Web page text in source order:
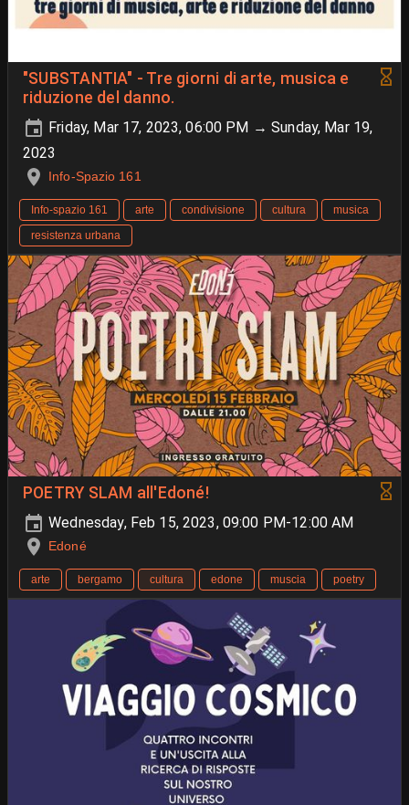
"SUBSTANTIA" - Tre giorni di arte, musica e
riduzione del danno.
Friday, Mar 17, 2023, 06:00 PM → Sunday, Mar 19,
2023
Info-Spazio 161
Info-spazio 161 arte condivisione cultura
musica
resistenza urbana
POETRY SLAM all'Edoné!
Wednesday, Feb 15, 2023, 09:00 PM-12:00 AM
Edoné
arte bergamo cultura edone muscia poetry